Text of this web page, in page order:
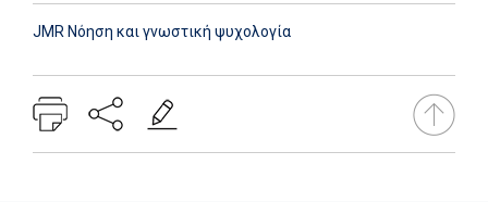
JMR Νόηση και γνωστική ψυχολογία